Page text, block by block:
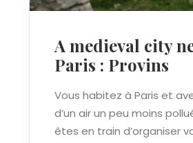
A medieval city
Paris : Provins
Vous habitez à Paris et
d’un air un peu moins
êtes en train d’organiser